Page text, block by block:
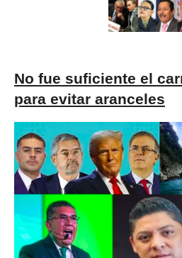
No fue suficiente el
para evitar aranceles